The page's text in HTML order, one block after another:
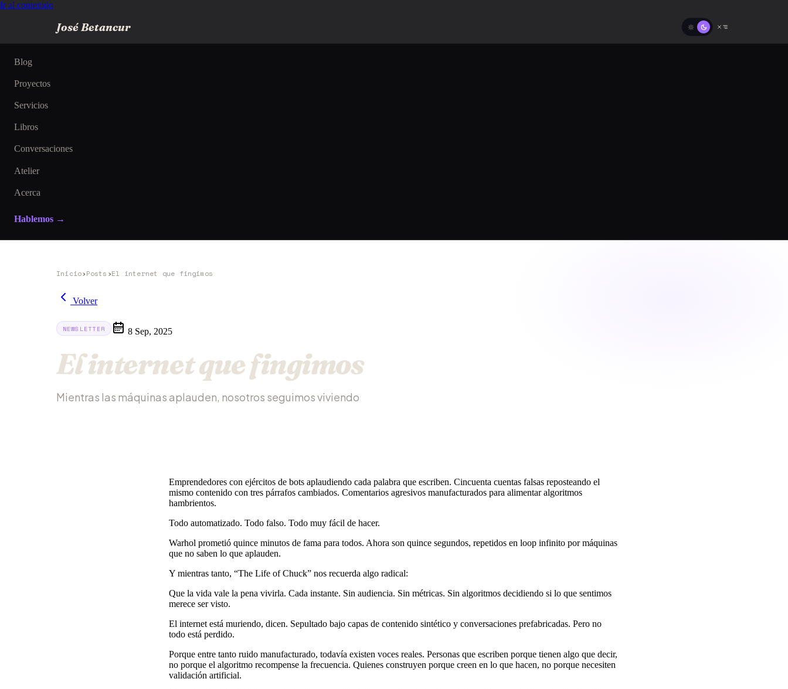
Ir al contenido
José Betancur
Blog
Proyectos
Servicios
Libros
Conversaciones
Atelier
Acerca
Hablemos →
Inicio›Posts ›El internet que fingimos
Volver
NEWSLETTER 8 Sep, 2025
El internet que fingimos
Mientras las máquinas aplauden, nosotros seguimos viviendo
Emprendedores con ejércitos de bots aplaudiendo cada palabra que escriben. Cincuenta cuentas falsas reposteando el
mismo contenido con tres párrafos cambiados. Comentarios agresivos manufacturados para alimentar algoritmos
hambrientos.
Todo automatizado. Todo falso. Todo muy fácil de hacer.
Warhol prometió quince minutos de fama para todos. Ahora son quince segundos, repetidos en loop infinito por máquinas
que no saben lo que aplauden.
Y mientras tanto, “The Life of Chuck” nos recuerda algo radical:
Que la vida vale la pena vivirla. Cada instante. Sin audiencia. Sin métricas. Sin algoritmos decidiendo si lo que sentimos
merece ser visto.
El internet está muriendo, dicen. Sepultado bajo capas de contenido sintético y conversaciones prefabricadas. Pero no
todo está perdido.
Porque entre tanto ruido manufacturado, todavía existen voces reales. Personas que escriben porque tienen algo que decir,
no porque el algoritmo recompense la frecuencia. Quienes construyen porque creen en lo que hacen, no porque necesiten
validación artificial.